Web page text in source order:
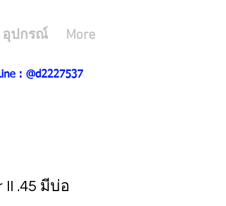
อุปกรณ์ More
: @d2227537
.45 มีบ่อ